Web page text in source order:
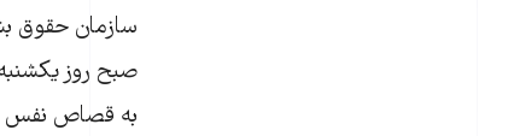
به قصاص نفس و